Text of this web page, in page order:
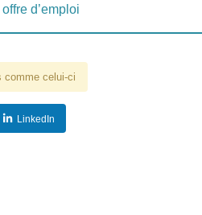
d’emploi
comme celui-ci
LinkedIn